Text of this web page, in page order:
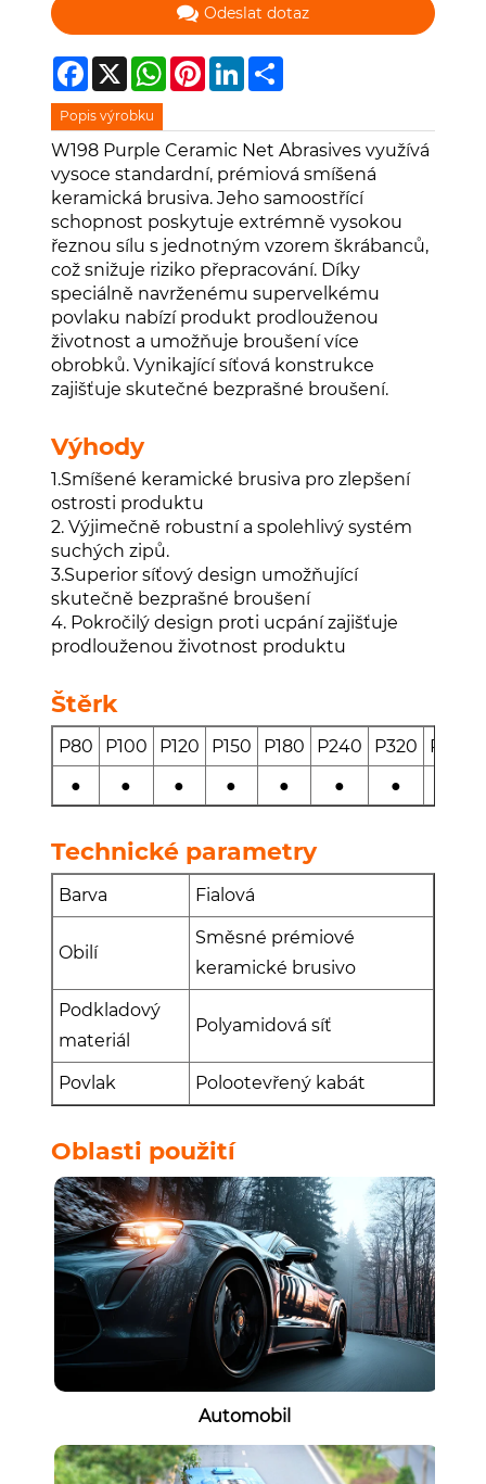
Odeslat dotaz
Facebook
X WhatsApp
Pinterest
LinkedIn
Share
Popis výrobku
W198 Purple Ceramic Net Abrasives využívá
vysoce standardní, prémiová smíšená
keramická brusiva. Jeho samoostřící
schopnost poskytuje extrémně vysokou
řeznou sílu s jednotným vzorem škrábanců,
což snižuje riziko přepracování. Díky
speciálně navrženému supervelkému
povlaku nabízí produkt prodlouženou
životnost a umožňuje broušení více
obrobků. Vynikající síťová konstrukce
zajišťuje skutečné bezprašné broušení.
Výhody
1.Smíšené keramické brusiva pro zlepšení
ostrosti produktu
2. Výjimečně robustní a spolehlivý systém
suchých zipů.
3.Superior síťový design umožňující
skutečně bezprašné broušení
4. Pokročilý design proti ucpání zajišťuje
prodlouženou životnost produktu
Štěrk
P80 P100 P120 P150 P180 P240 P320
P400
●
● ● ● ● ● ●
Technické parametry
Barva Fialová
Obilí
Směsné prémiové
keramické brusivo
Podkladový
materiál
Polyamidová síť
Povlak Polootevřený kabát
Oblasti použití
Automobil